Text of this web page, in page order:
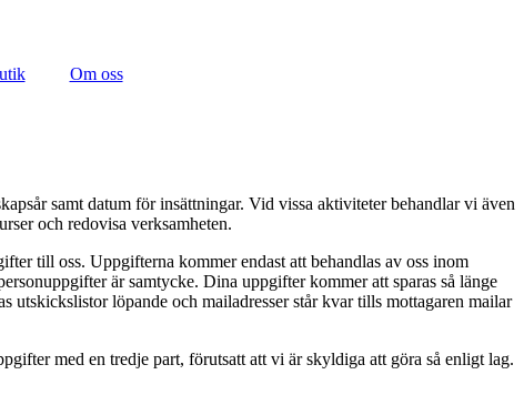
Om oss
samt datum för insättningar. Vid vissa aktiviteter behandlar vi även
och redovisa verksamheten.
till oss. Uppgifterna kommer endast att behandlas av oss inom
är samtycke. Dina uppgifter kommer att sparas så länge
utskickslistor löpande och mailadresser står kvar tills mottagaren mailar
med en tredje part, förutsatt att vi är skyldiga att göra så enligt lag.